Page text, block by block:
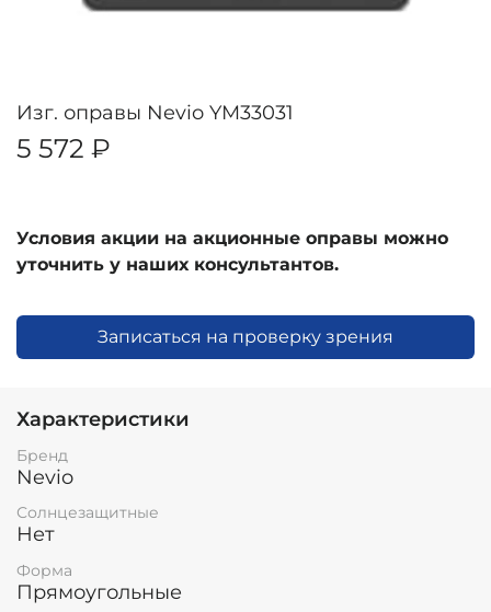
Изг. оправы Nevio YM33031
5 572 ₽
Условия акции на акционные оправы можно
уточнить у наших консультантов.
Записаться на проверку зрения
Характеристики
Бренд
Nevio
Солнцезащитные
Нет
Форма
Прямоугольные